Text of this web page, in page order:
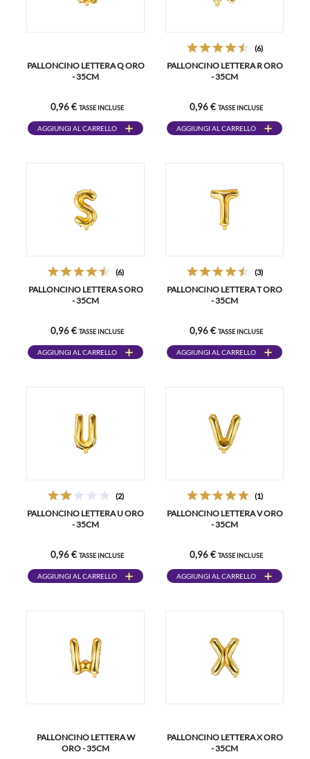
PALLONCINO LETTERA Q ORO
- 35CM
0,96 € TASSE INCLUSE
AGGIUNGI AL CARRELLO
(6)
PALLONCINO LETTERA R ORO
- 35CM
0,96 € TASSE INCLUSE
AGGIUNGI AL CARRELLO
(6)
PALLONCINO LETTERA S ORO
- 35CM
0,96 € TASSE INCLUSE
AGGIUNGI AL CARRELLO
(3)
PALLONCINO LETTERA T ORO
- 35CM
0,96 € TASSE INCLUSE
AGGIUNGI AL CARRELLO
(2)
PALLONCINO LETTERA U ORO
- 35CM
0,96 € TASSE INCLUSE
AGGIUNGI AL CARRELLO
(1)
PALLONCINO LETTERA V ORO
- 35CM
0,96 € TASSE INCLUSE
AGGIUNGI AL CARRELLO
PALLONCINO LETTERA W
ORO - 35CM
PALLONCINO LETTERA X ORO
- 35CM